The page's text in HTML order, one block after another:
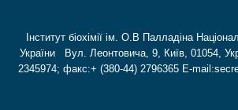
Інститут біохімії ім. О.В Палладіна
України Вул. Леонтовича, 9, Київ, 01054,
2345974; факс:+ (380-44) 2796365 E-